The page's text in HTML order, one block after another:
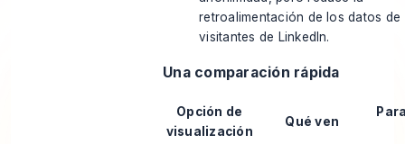
retroalimentación de los datos de
visitantes de LinkedIn.
Una comparación rápida
Opción de
visualización
Qué ven